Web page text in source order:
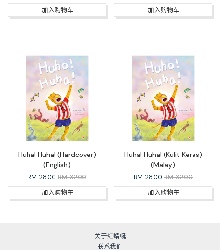
加入购物车
加入购物车
Huha! Huha! (Hardcover)
(English)
RM 28.00 RM 32.00
加入购物车
Huha! Huha! (Kulit Keras)
(Malay)
RM 28.00 RM 32.00
加入购物车
关于红蜻蜓
联系我们